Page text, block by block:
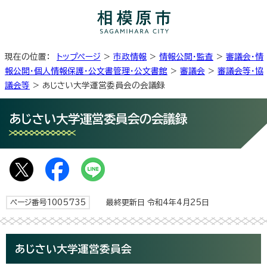
現在の位置： トップページ > 市政情報 > 情報公開・監査 > 審議会・情
報公開・個人情報保護・公文書管理・公文書館 > 審議会 > 審議会等・協
議会等 > あじさい大学運営委員会の会議録
あじさい大学運営委員会の会議録
ページ番号1005735 最終更新日 令和4年4月25日
あじさい大学運営委員会